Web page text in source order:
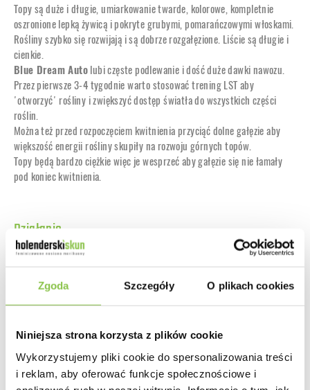
Zgoda Szczegóły O plikach cookies
Niniejsza strona korzysta z plików cookie
Wykorzystujemy pliki cookie do spersonalizowania treści
i reklam, aby oferować funkcje społecznościowe i
Topy są duże i długie, umiarkowanie twarde, kolorowe, kompletnie
oszronione lepką żywicą i pokryte grubymi, pomarańczowymi włoskami.
Rośliny szybko się rozwijają i są dobrze rozgałęzione. Liście są długie i
cienkie.
Blue Dream Autolubi częste podlewanie i dość duże dawki nawozu.
Przez pierwsze 3-4 tygodnie warto stosować trening LST aby
'otworzyć' rośliny i zwiększyć dostęp światła do wszystkich części
roślin.
Można też przed rozpoczęciem kwitnienia przyciąć dolne gałęzie aby
większość energii rośliny skupiły na rozwoju górnych topów.
Topy będą bardzo ciężkie więc je wesprzeć aby gałęzie się nie łamały
pod koniec kwitnienia.
Działanie
THC zbadano na poziomie 22% co przekłada się na ogromną moc.
Fizyczny efekt jest delikatny, moc uderza do głowy, dając pełny energii
i euforii haj w stylu dobrej Sativy. Idealna odmiana na rozpoczęcie dnia,
dobra w towarzystwie, w słoneczne dni na plaży. Efekt uwielbiany przez
artystów, zdecydowanie poprawia kreatywność.
Smak
Pyszny, owocowy, kwiecisty z nutami dojrzałych wiśni, pomarańczy i